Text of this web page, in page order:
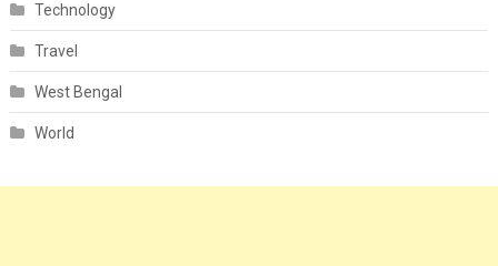
Technology
Travel
West Bengal
World